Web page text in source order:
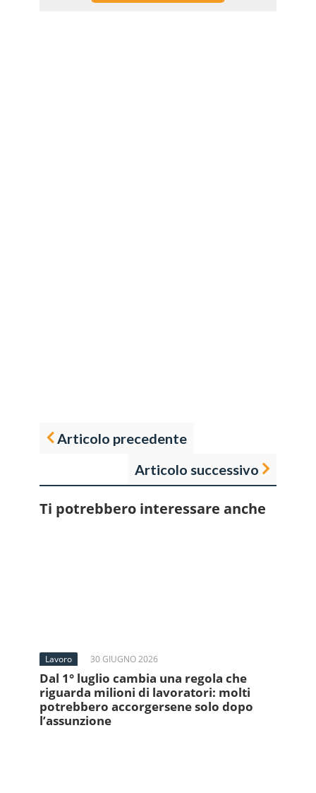
Articolo precedente
Articolo successivo
Ti potrebbero interessare anche
Lavoro 30 GIUGNO 2026
Dal 1° luglio cambia una regola che
riguarda milioni di lavoratori: molti
potrebbero accorgersene solo dopo
l’assunzione